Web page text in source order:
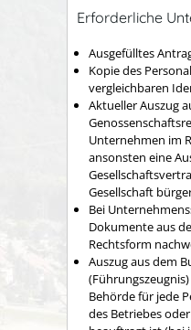
Erforderliche
Ausgefülltes
Kopie des
vergleichbaren
Aktueller Auszug
Unternehmen im
ansonsten eine
Gesellschaft
Bei
Dokumente aus
Rechtsform
Auszug aus dem
Behörde für jede
des Betriebes